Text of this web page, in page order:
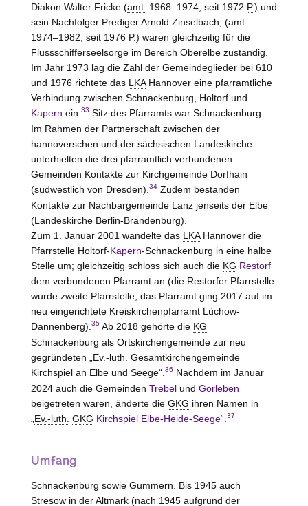
Diakon Walter Fricke (amt. 1968–1974, seit 1972 P.) und
sein Nachfolger Prediger Arnold Zinselbach, (amt.
1974–1982, seit 1976 P.) waren gleichzeitig für die
Flussschifferseelsorge im Bereich Oberelbe zuständig.
Im Jahr 1973 lag die Zahl der Gemeindeglieder bei 610
und 1976 richtete das LKA Hannovereine pfarramtliche
Verbindung zwischen Schnackenburg, Holtorf und
Kapern ein. 33 Sitz des Pfarramts war Schnackenburg.
Im Rahmen der Partnerschaft zwischen der
hannoverschen und der sächsischen Landeskirche
unterhielten die drei pfarramtlich verbundenen
Gemeinden Kontakte zur Kirchgemeinde Dorfhain
(südwestlich von Dresden). 34Zudem bestanden
Kontakte zur Nachbargemeinde Lanzjenseits der Elbe
(Landeskirche Berlin-Brandenburg).
Zum 1. Januar 2001 wandelte das LKA Hannoverdie
Pfarrstelle Holtorf-Kapern-Schnackenburg in eine halbe
Stelleum; gleichzeitig schloss sich auch die KG Restorf
dem verbundenen Pfarramt an (die Restorfer Pfarrstelle
wurde zweite Pfarrstelle, das Pfarramt ging 2017 auf im
neu eingerichtete Kreiskirchenpfarramt Lüchow-
Dannenberg). 35Ab 2018 gehörte die KG
Schnackenburg als Ortskirchengemeinde zur neu
gegründeten „ Ev.-luth. Gesamtkirchengemeinde
Kirchspiel an Elbe und Seege“. 36 Nachdem im Januar
2024 auch die Gemeinden Trebelund Gorleben
beigetreten waren, änderte die GKG ihren Namen in
Ev.-luth. GKG Kirchspiel Elbe-Heide-Seege“. 37
Umfang
Schnackenburg sowie Gummern. Bis 1945 auch
Stresow in der Altmark (nach 1945 aufgrund der